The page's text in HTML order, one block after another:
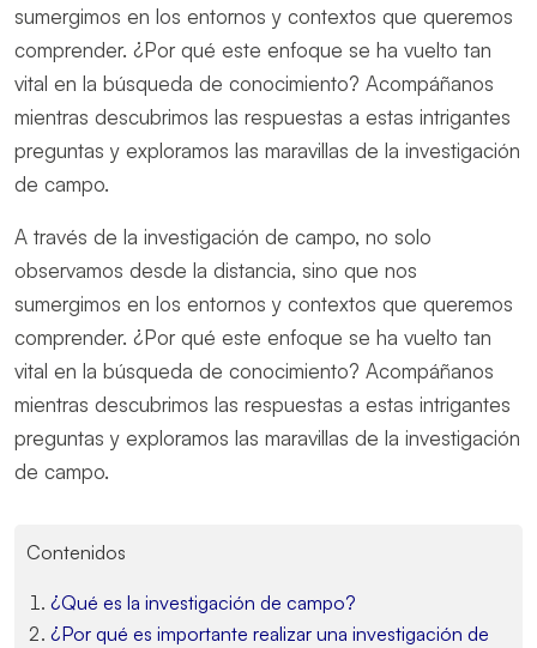
sumergimos en los entornos y contextos que queremos
comprender. ¿Por qué este enfoque se ha vuelto tan
vital en la búsqueda de conocimiento? Acompáñanos
mientras descubrimos las respuestas a estas intrigantes
preguntas y exploramos las maravillas de la investigación
de campo.
A través de la investigación de campo, no solo
observamos desde la distancia, sino que nos
sumergimos en los entornos y contextos que queremos
comprender. ¿Por qué este enfoque se ha vuelto tan
vital en la búsqueda de conocimiento? Acompáñanos
mientras descubrimos las respuestas a estas intrigantes
preguntas y exploramos las maravillas de la investigación
de campo.
Contenidos
¿Qué es la investigación de campo?
¿Por qué es importante realizar una investigación de